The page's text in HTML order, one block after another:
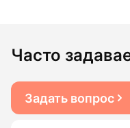
Часто
Задать вопрос